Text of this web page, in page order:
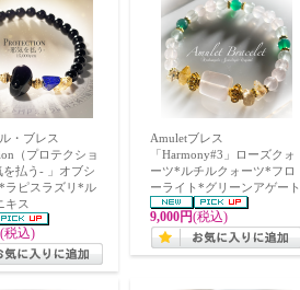
・ブレス
（プロテクショ
を払う- 」オブシ
ラピスラズリ*ル
キス
(税込)
Amuletブレス
「Harmony#3」ローズクォ
ーツ*ルチルクォーツ*フロ
ーライト*グリーンアゲート
9,000円(税込)